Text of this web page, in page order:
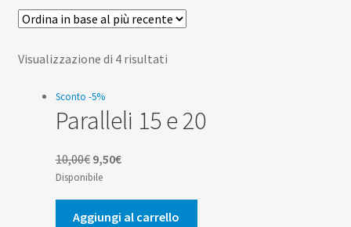
Contatti
Don Bosco
Visualizzazione di 4 risultatiOrdina
al
Sconto -5%
Paralleli 15 e 20
10,00€ Il
prezzo
originale
era:
9,50€Il
attuale
è:
Disponibile
Aggiungi al carrello